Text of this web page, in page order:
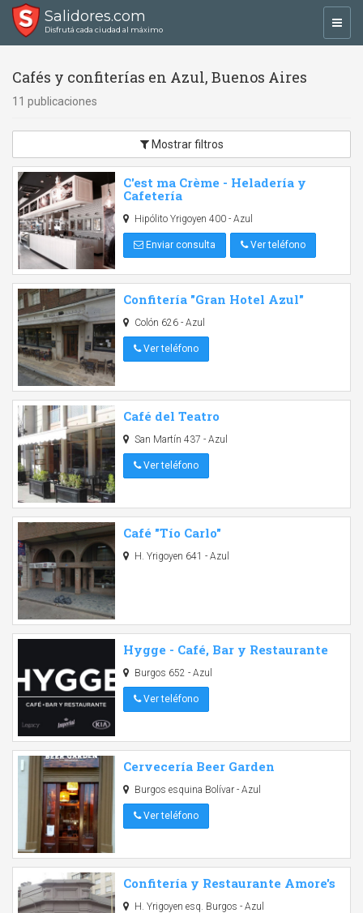
Salidores.com
Disfrutá cada ciudad al máximo
Cafés y confiterías en Azul, Buenos Aires
11 publicaciones
Mostrar filtros
C'est ma Crème - Heladería y
Cafetería
Hipólito Yrigoyen 400 - Azul
Enviar consulta Ver teléfono
Confitería "Gran Hotel Azul"
Colón 626 - Azul
Ver teléfono
Café del Teatro
San Martín 437 - Azul
Ver teléfono
Café "Tío Carlo"
H. Yrigoyen 641 - Azul
Hygge - Café, Bar y Restaurante
Burgos 652 - Azul
Ver teléfono
Cervecería Beer Garden
Burgos esquina Bolívar - Azul
Ver teléfono
Confitería y Restaurante Amore's
H. Yrigoyen esq. Burgos - Azul